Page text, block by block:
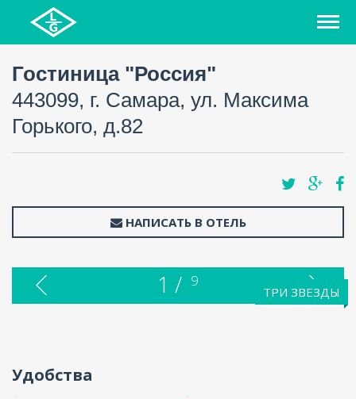
Гостиница "Россия"
443099, г. Самара, ул. Максима
Горького, д.82
НАПИСАТЬ В ОТЕЛЬ
ТРИ ЗВЕЗДЫ
1 / 9
Удобства